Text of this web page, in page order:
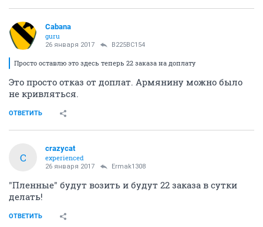
Cabana
guru
26 января 2017 В225ВС154
Просто оставлю это здесь теперь 22 заказа на доплату
Это просто отказ от доплат. Армянину можно было
не кривляться.
ОТВЕТИТЬ
C
crazycat
experienced
26 января 2017 Ermak1308
"Пленные" будут возить и будут 22 заказа в сутки
делать!
ОТВЕТИТЬ